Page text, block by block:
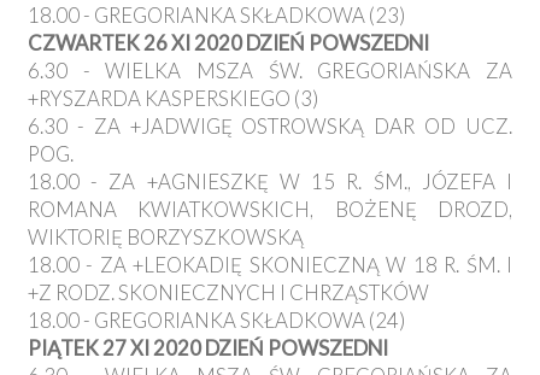
18.00 - GREGORIANKA SKŁADKOWA (23)
CZWARTEK 26 XI 2020 DZIEŃ POWSZEDNI
6.30 - WIELKA MSZA ŚW. GREGORIAŃSKA ZA
+RYSZARDA KASPERSKIEGO (3)
6.30 - ZA +JADWIGĘ OSTROWSKĄ DAR OD UCZ.
POG.
18.00 - ZA +AGNIESZKĘ W 15 R. ŚM., JÓZEFA I
ROMANA KWIATKOWSKICH, BOŻENĘ DROZD,
WIKTORIĘ BORZYSZKOWSKĄ
18.00 - ZA +LEOKADIĘ SKONIECZNĄ W 18 R. ŚM. I
+Z RODZ. SKONIECZNYCH I CHRZĄSTKÓW
18.00 - GREGORIANKA SKŁADKOWA (24)
PIĄTEK 27 XI 2020 DZIEŃ POWSZEDNI